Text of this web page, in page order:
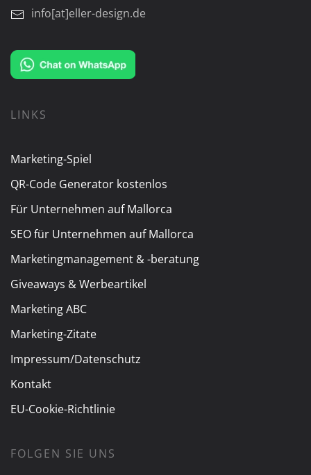
info[at]eller-design.de
LINKS
Marketing-Spiel
QR-Code Generator kostenlos
Für Unternehmen auf Mallorca
SEO für Unternehmen auf Mallorca
Marketingmanagement & -beratung
Giveaways & Werbeartikel
Marketing ABC
Marketing-Zitate
Impressum/Datenschutz
Kontakt
EU-Cookie-Richtlinie
FOLGEN SIE UNS